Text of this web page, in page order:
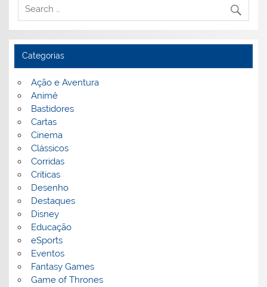
Categorias
Ação e Aventura
Animê
Bastidores
Cartas
Cinema
Clássicos
Corridas
Críticas
Desenho
Destaques
Disney
Educação
eSports
Eventos
Fantasy Games
Game of Thrones